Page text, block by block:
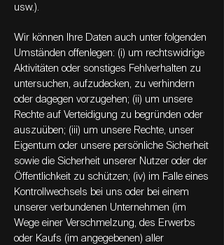
usw.).
Wir können Ihre Daten auch unter folgenden
Umständen offenlegen: (i) um rechtswidrige
Aktivitäten oder sonstiges Fehlverhalten zu
untersuchen, aufzudecken, zu verhindern
oder dagegen vorzugehen; (ii) um unsere
Rechte auf Verteidigung zu begründen oder
auszuüben; (iii) um unsere Rechte, unser
Eigentum oder unsere persönliche Sicherheit
sowie die Sicherheit unserer Nutzer oder der
Öffentlichkeit zu schützen; (iv) im Falle eines
Kontrollwechsels bei uns oder bei einem
unserer verbundenen Unternehmen (im
Wege einer Verschmelzung, des Erwerbs
oder Kaufs (im angegebenen) aller